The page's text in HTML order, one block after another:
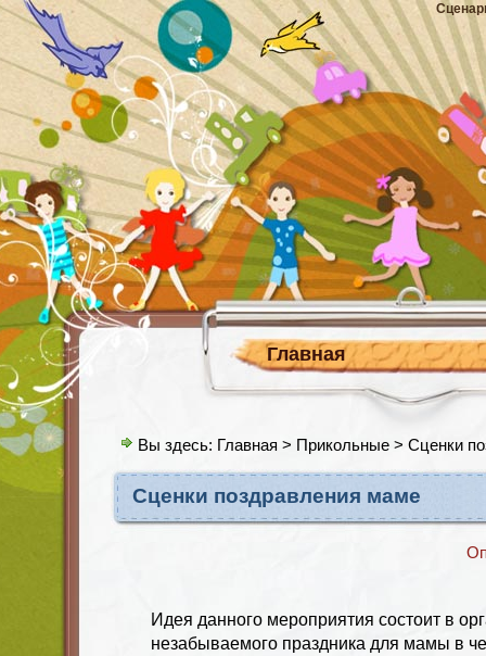
Главная
Вы здесь: Главная > Прикольные > Сценки
Сценки поздравления маме
Идея данного мероприятия состоит в
незабываемого праздника для мамы в